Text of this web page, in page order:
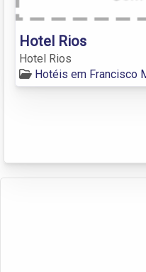
Hotel Rios
Hotel Rios
Hotéis em Francisco